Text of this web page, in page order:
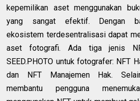
kepemilikan aset menggunakan
yang sangat efektif. Dengan
ekosistem terdesentralisasi dapat
aset fotografi. Ada tiga jenis
SEED.PHOTO untuk fotografer: NFT
dan NFT Manajemen Hak.
membantu pengguna